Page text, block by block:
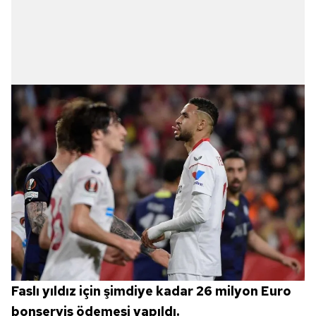
almak için lütfentıklayınız.
Faslı yıldız için şimdiye kadar 26 milyon Euro
bonservis ödemesi yapıldı.